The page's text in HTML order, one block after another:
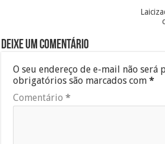
Deixe um comentário
O seu endereço de e-mail não será
obrigatórios são marcados com*
Comentário*